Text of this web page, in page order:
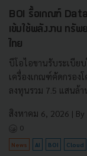
BOI รื้อเกณฑ์
เข้มใช้พลังงาน ทรั
ไทย
บีโอไอขานรับระเบีย
เครื่องเกณฑ์คัดกรอง
ลงทุนรวม 7.5 แสนล้
สิงหาคม 6, 2026 | By
0
News AI BOI Cloud